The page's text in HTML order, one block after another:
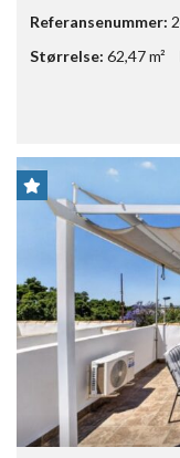
Referansenummer:
Størrelse: 62,47 m²